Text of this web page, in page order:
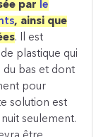
par le
, ainsi que
. Il est
plastique qui
du bas et dont
pour
solution est
seulement.